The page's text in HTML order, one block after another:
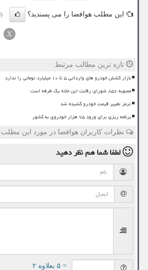
این مطلب هوافضا را می پسندید؟ (0)
X
تازه ترین مطالب مرتبط
بازار کشش خودرو های وارداتی ۵ تا ۱۰ میلیارد تومانی را ندارد
مصوبه ۸۵۶ شورای رقابت این جاده یک طرفه است
ترمز تغییر قیمت خودرو کشیده شد
برنامه ریزی برای ورود ۷۵ هزار خودروی به کشور
نظرات کاربران هوافضا در مورد این مطلب
لطفا شما همنظر دهید
= ۵ بعلاوه ۲